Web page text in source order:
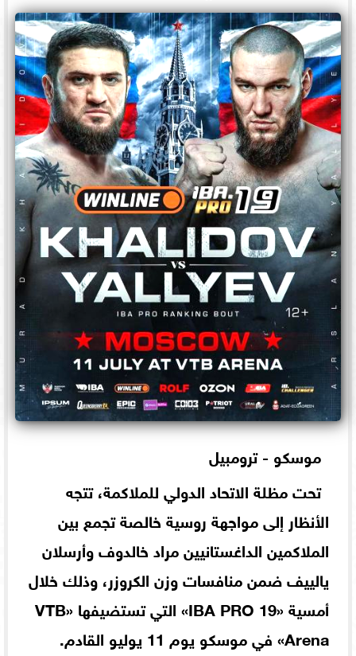
موسكو - ترومبيل
تحت مظلة الاتحاد الدولي للملاكمة، تتجه
الأنظار إلى مواجهة روسية خالصة تجمع بين
الملاكمين الداغستانيين مراد خالدوف وأرسلان
يالييف ضمن منافسات وزن الكروزر، وذلك خلال
أمسية «IBA PRO 19» التي تستضيفها «VTB
Arena» في موسكو يوم 11 يوليو القادم.